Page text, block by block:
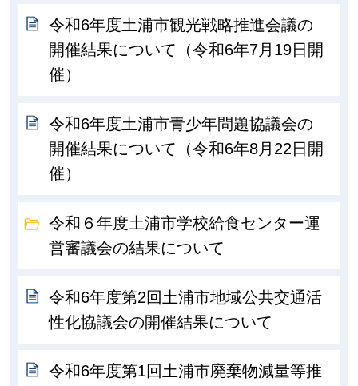
令和6年度土浦市観光戦略推進会議の
開催結果について（令和6年7月19日開
催）
令和6年度土浦市青少年問題協議会の
開催結果について（令和6年8月22日開
催）
令和６年度土浦市学校給食センター運
営審議会の結果について
令和6年度第2回土浦市地域公共交通活
性化協議会の開催結果について
令和6年度第1回土浦市廃棄物減量等推